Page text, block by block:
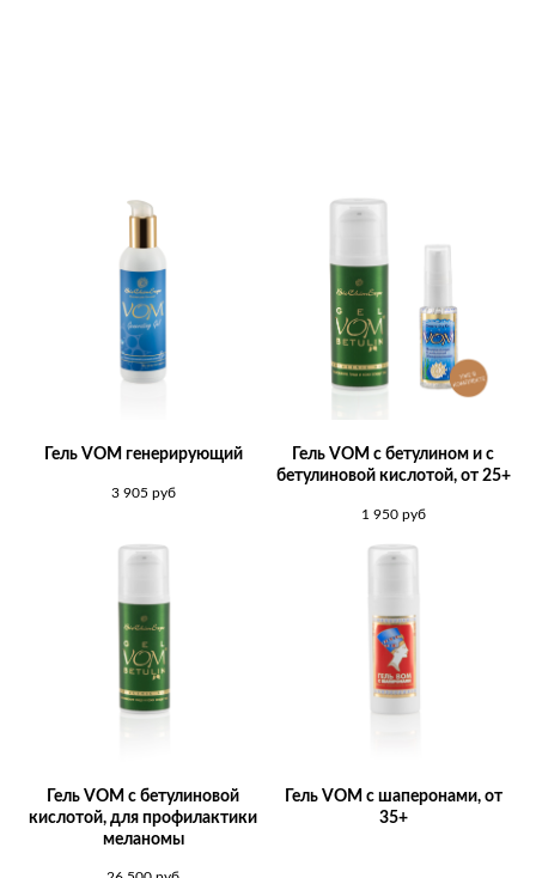
Гель VOM генерирующий
3 905 руб
Гель VOM c бетулином и с
бетулиновой кислотой, от 25+
1 950 руб
Гель VOM с бетулиновой
кислотой, для профилактики
меланомы
Гель VOM с шаперонами, от
35+